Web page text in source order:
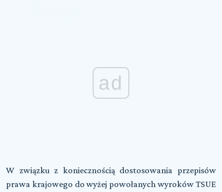
ad
W związku z koniecznością dostosowania przepisów
prawa krajowego do wyżej powołanych wyroków TSUE